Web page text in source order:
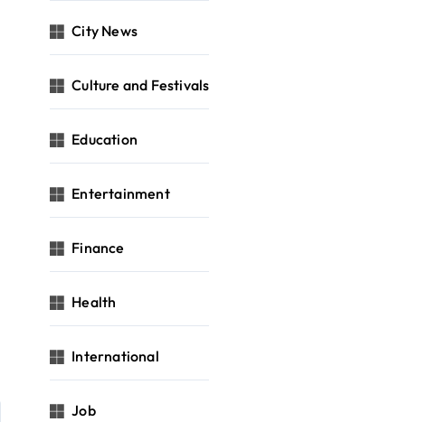
City News
Culture and Festivals
Education
Entertainment
Finance
Health
International
Job